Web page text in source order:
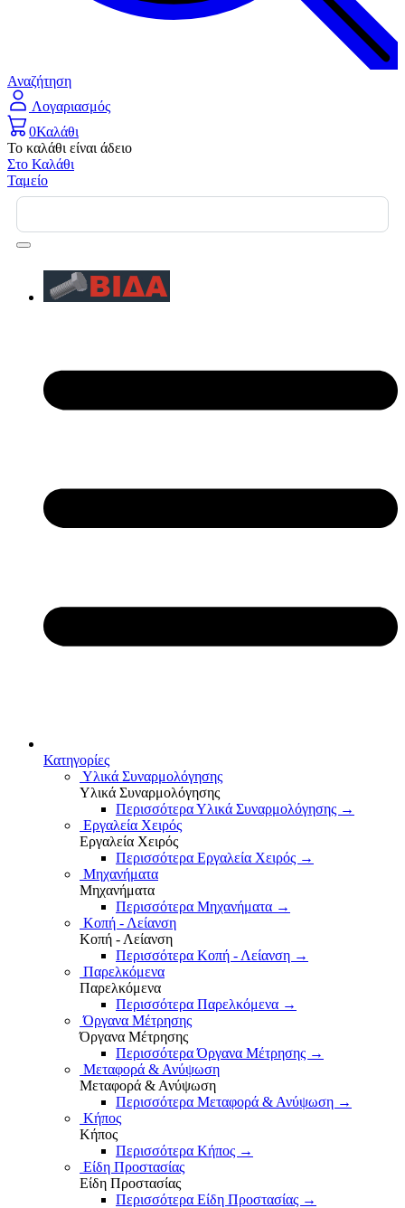
Αναζήτηση
Λογαριασμός
0Καλάθι
Το καλάθι είναι άδειο
Στο Καλάθι
Ταμείο
Κατηγορίες
Υλικά Συναρμολόγησης
Υλικά Συναρμολόγησης
Περισσότερα Υλικά Συναρμολόγησης →
Εργαλεία Χειρός
Εργαλεία Χειρός
Περισσότερα Εργαλεία Χειρός →
Μηχανήματα
Μηχανήματα
Περισσότερα Μηχανήματα →
Κοπή - Λείανση
Κοπή - Λείανση
Περισσότερα Κοπή - Λείανση →
Παρελκόμενα
Παρελκόμενα
Περισσότερα Παρελκόμενα →
Όργανα Μέτρησης
Όργανα Μέτρησης
Περισσότερα Όργανα Μέτρησης →
Μεταφορά & Ανύψωση
Μεταφορά & Ανύψωση
Περισσότερα Μεταφορά & Ανύψωση →
Κήπος
Κήπος
Περισσότερα Κήπος →
Είδη Προστασίας
Είδη Προστασίας
Περισσότερα Είδη Προστασίας →